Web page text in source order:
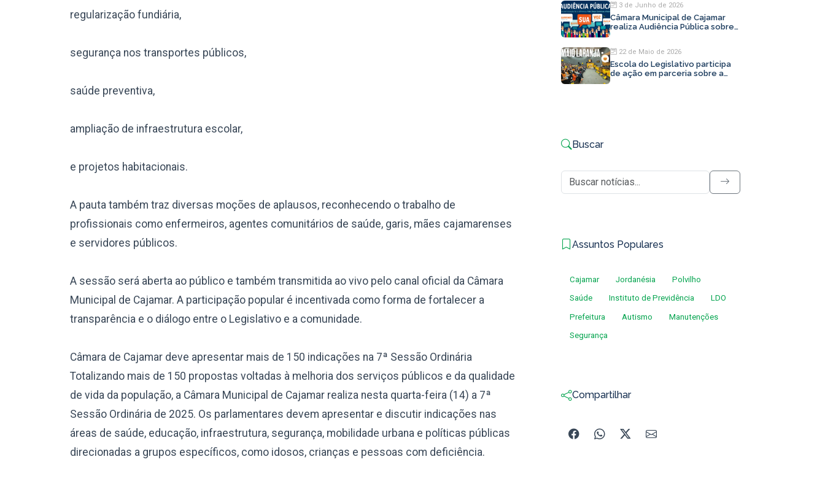
regularização fundiária,
segurança nos transportes públicos,
saúde preventiva,
ampliação de infraestrutura escolar,
e projetos habitacionais.
A pauta também traz diversas moções de aplausos, reconhecendo o trabalho de
profissionais como enfermeiros, agentes comunitários de saúde, garis, mães cajamarenses
e servidores públicos.
A sessão será aberta ao público e também transmitida ao vivo pelo canal oficial da Câmara
Municipal de Cajamar. A participação popular é incentivada como forma de fortalecer a
transparência e o diálogo entre o Legislativo e a comunidade.
Câmara de Cajamar deve apresentar mais de 150 indicações na 7ª Sessão Ordinária
Totalizando mais de 150 propostas voltadas à melhoria dos serviços públicos e da qualidade
de vida da população, a Câmara Municipal de Cajamar realiza nesta quarta-feira (14) a 7ª
Sessão Ordinária de 2025. Os parlamentares devem apresentar e discutir indicações nas
áreas de saúde, educação, infraestrutura, segurança, mobilidade urbana e políticas públicas
direcionadas a grupos específicos, como idosos, crianças e pessoas com deficiência.
3 de Junho de 2026
Câmara Municipal de Cajamar
realiza Audiência Pública sobre
22 de Maio de 2026
Escola do Legislativo participa
de ação em parceria sobre a
Buscar
Assuntos Populares
Cajamar Jordanésia Polvilho
Saúde Instituto de Previdência LDO
Prefeitura Autismo Manutenções
Segurança
Compartilhar